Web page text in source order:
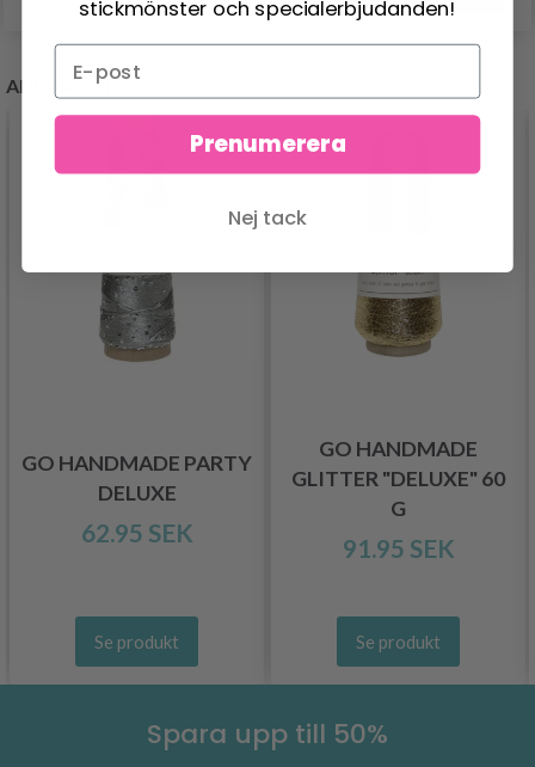
ANDRA KÖPTE OCKSÅ
GO HANDMADE PARTY
DELUXE
62.95 SEK
Se produkt
GO HANDMADE
GLITTER "DELUXE" 60
G
91.95 SEK
Se produkt
Spara upp till 50%
stickmönster och specialerbjudanden!
Prenumerera
Nej tack